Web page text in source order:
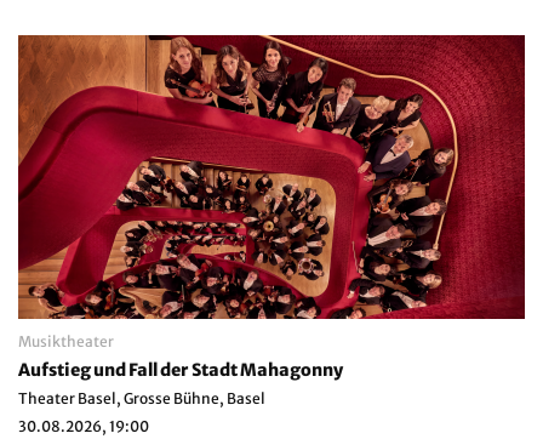
Musiktheater
Aufstieg und Fall der Stadt Mahagonny
Theater Basel, Grosse Bühne, Basel
30.08.2026, 19:00